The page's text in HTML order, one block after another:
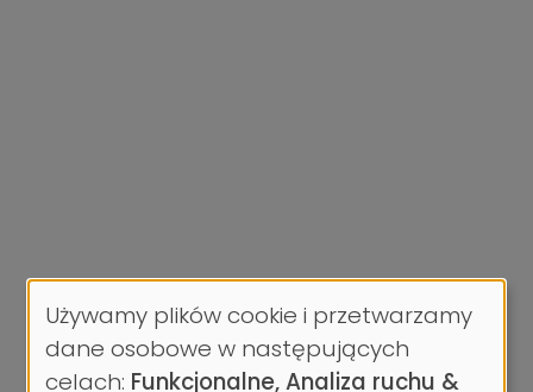
Wykorzystanie
danych
Używamy plików cookie i przetwarzamy
dane osobowe w następujących
celach: Funkcjonalne, Analiza ruchu &